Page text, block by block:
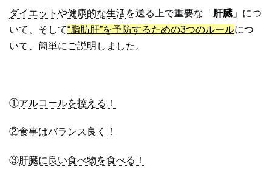
ダイエット や健康的な生活を送る上で重要な「 肝臓 」につ
いて、そして“脂肪肝”を予防するための3つのルールにつ
いて、簡単にご説明しました。
①アルコールを控える！
②食事はバランス良く！
③肝臓に良い食べ物を食べる！